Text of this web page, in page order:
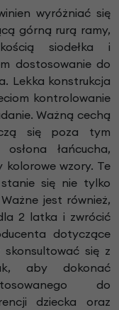
wyróżniać się
górną rurą ramy,
siodełka i
dostosowanie do
Lekka konstrukcja
kontrolowanie
Ważną cechą
się poza tym
łańcucha,
kolorowe wzory. Te
się nie tylko
jest również,
2 latka i zwrócić
dotyczące
skonsultować się z
aby dokonać
do
dziecka oraz